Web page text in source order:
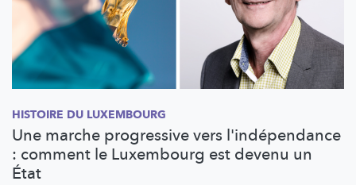
HISTOIRE DU LUXEMBOURG
Une marche progressive vers l'indépendance
: comment le Luxembourg est devenu un
État